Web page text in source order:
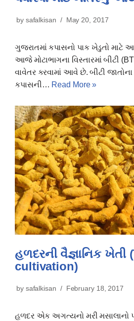
by safalkisan May 20, 2017
ગુજરાતમાં કપાસનો પાક ખેડુતો માટે
આજે મોટાભાગના વિસ્તારમાં બીટી
વાવેતર કરવામાં આવે છે. બીટી
કપાસની… Read More »
હળદરની વૈજ્ઞાનિક ખેતી
cultivation)
by safalkisan February 18, 2017
હળદર એક અગત્યનો મરી મસાલાનો